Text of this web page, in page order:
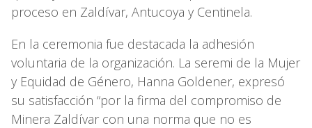
proceso en Zaldívar, Antucoya y Centinela.
En la ceremonia fue destacada la adhesión
voluntaria de la organización. La seremi de la Mujer
y Equidad de Género, Hanna Goldener, expresó
su satisfacción “por la firma del compromiso de
Minera Zaldívar con una norma que no es